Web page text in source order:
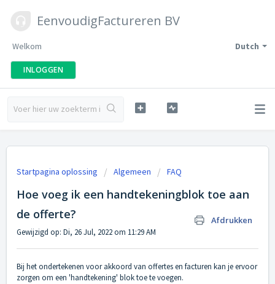
EenvoudigFactureren BV
Dutch
Welkom
INLOGGEN
Startpagina oplossing Algemeen FAQ
Hoe voeg ik een handtekeningblok toe aan
de offerte?
Afdrukken
Gewijzigd op: Di, 26 Jul, 2022 om 11:29 AM
Bij het ondertekenen voor akkoord van offertes en facturen kan je ervoor
zorgen om een 'handtekening' blok toe te voegen.